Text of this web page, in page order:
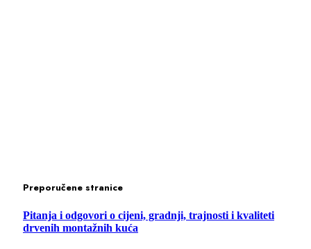
Preporučene stranice
Pitanja i odgovori o cijeni, gradnji, trajnosti i kvaliteti
drvenih montažnih kuća